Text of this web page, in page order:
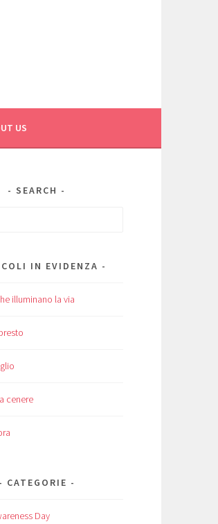
US
SEARCH
IN EVIDENZA
illuminano la via
cenere
CATEGORIE
Day